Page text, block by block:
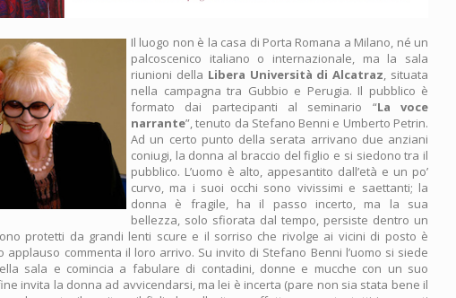
Il luogo non è la casa di Porta Romana a Milano, né un
palcoscenico italiano o internazionale, ma la sala
riunioni della Libera Università di Alcatraz, situata
nella campagna tra Gubbio e Perugia. Il pubblico è
formato dai partecipanti al seminario “La voce
narrante”, tenuto da Stefano Benni e Umberto Petrin.
Ad un certo punto della serata arrivano due anziani
coniugi, la donna al braccio del figlio e si siedono tra il
pubblico. L’uomo è alto, appesantito dall’età e un po’
curvo, ma i suoi occhi sono vivissimi e saettanti; la
donna è fragile, ha il passo incerto, ma la sua
bellezza, solo sfiorata dal tempo, persiste dentro un
protetti da grandi lenti scure e il sorriso che rivolge ai vicini di posto è
applauso commenta il loro arrivo. Su invito di Stefano Benni l’uomo si siede
sala e comincia a fabulare di contadini, donne e mucche con un suo
invita la donna ad avvicendarsi, ma lei è incerta (pare non sia stata bene il